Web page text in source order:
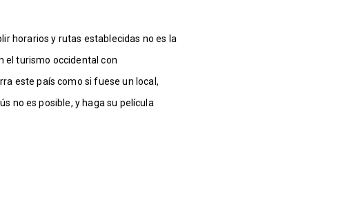
horarios y rutas establecidas no es la
el turismo occidental con
este país como si fuese un local,
no es posible, y haga su película